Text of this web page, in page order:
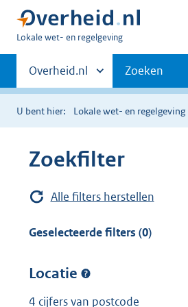
U
hier:
Lokale wet- en regelgeving
Primaire
navigatie
Andere
sites
binnen
Overheid.nl Zoeken
U bent hier: Lokale wet- en regelgeving
Zoekfilter
Alle filters herstellen
Geselecteerde filters (0)
Locatie
4 cijfers van postcode